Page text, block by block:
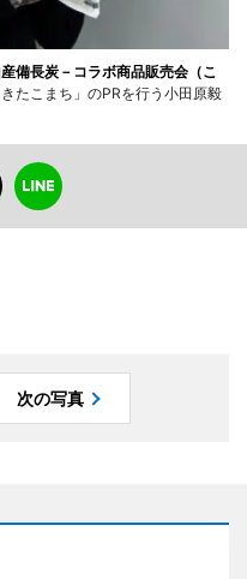
備長炭－コラボ商品販売会（こ
たこまち」のPRを行う小田原毅
次の写真